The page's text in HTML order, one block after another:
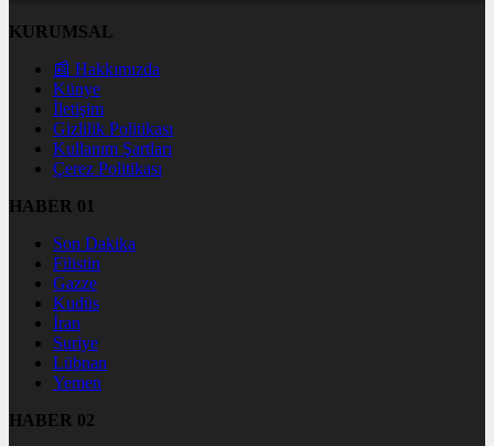
KURUMSAL
📰 Hakkımızda
Künye
İletişim
Gizlilik Politikası
Kullanım Şartları
Çerez Politikası
HABER 01
Son Dakika
Filistin
Gazze
Kudüs
İran
Suriye
Lübnan
Yemen
HABER 02